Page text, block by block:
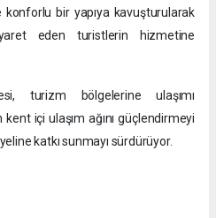
bir yapıya kavuşturularak
eden turistlerin hizmetine
turizm bölgelerine ulaşımı
kent içi ulaşım ağını güçlendirmeyi
katkı sunmayı sürdürüyor.